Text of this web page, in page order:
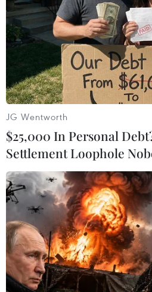
05/08/2026 03:42
Italy có thể tham gia cơ chế
giải giáp Hezbollah tại Nam
04/08/2026 22:42
Iran-Oman đàm phán thiết
hàng hải mới qua eo biển
04/08/2026 22:42
Cố vấn quân sự Iran
sốc, tuyên bố hàng trăm binh
đã thiệt mạng
04/08/2026 15:51
JG Wentworth
$25,000 In Personal
Settlement Loophole